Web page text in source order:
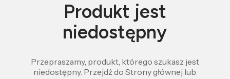
Produkt jest
niedostępny
Przepraszamy, produkt, którego szukasz jest
niedostępny. Przejdź do Strony głównej lub